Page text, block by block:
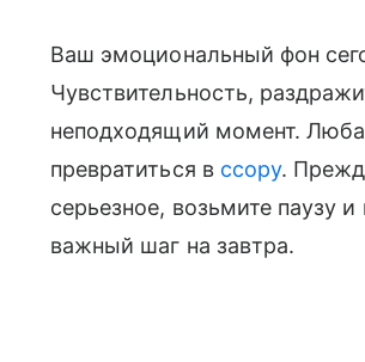
Ваш эмоциональный фон
Чувствительность,
неподходящий момент.
превратиться в ссору.
серьезное, возьмите паузу
важный шаг на завтра.